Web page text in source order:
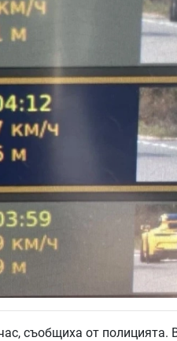
съобщиха от полицията.